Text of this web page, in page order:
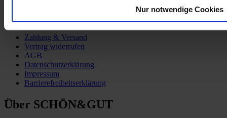
Nur notwendige Cookies
Zahlung & Versand
Vertrag widerrufen
AGB
Datenschutzerklärung
Impressum
Barrierefreiheitserklärung
Über SCHÖN&GUT